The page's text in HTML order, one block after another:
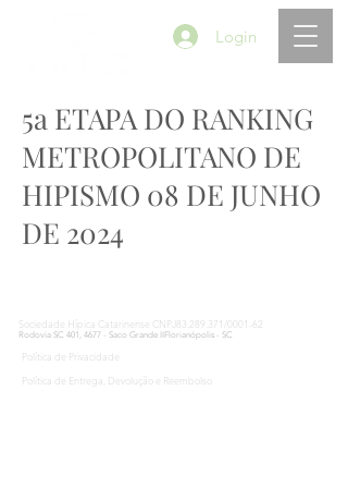
Login
5a ETAPA DO RANKING
METROPOLITANO DE
HIPISMO 08 DE JUNHO
DE 2024
Sociedade Hípica Catarinense CNPJ83.289.371/0001-62
Rodovia SC 401, 4677 - Saco Grande IIFlorianópolis - SC
Política de Privacidade
Política de Entrega, Devolução e Reembolso